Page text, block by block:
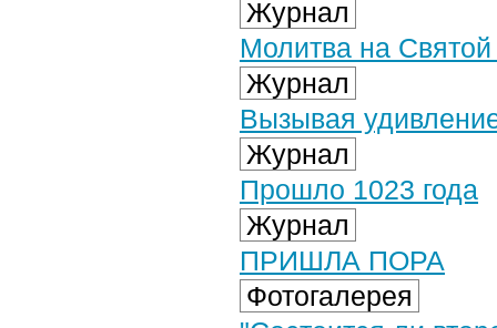
Журнал
Молитва на Святой
Журнал
Вызывая
Журнал
Прошло 1023 года
Журнал
ПРИШЛА ПОРА
Фотогалерея